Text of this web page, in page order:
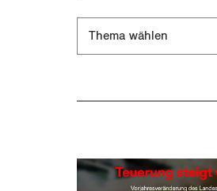
Wirtschaft
Thema wählen